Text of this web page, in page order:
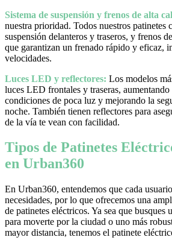
Sistema de suspensión y frenos de alta
nuestra prioridad. Todos nuestros patinetes
suspensión delanteros y traseros, y frenos
que garantizan un frenado rápido y eficaz,
velocidades.
Luces LED y reflectores: Los modelos
luces LED frontales y traseras,
condiciones de poca luz y mejorando la
noche. También tienen reflectores para
de la vía te vean con facilidad.
Tipos de Patinetes
en Urban360
En Urban360, entendemos que cada
necesidades, por lo que ofrecemos una
de patinetes eléctricos. Ya sea que busques
para moverte por la ciudad o uno más
mayor distancia, tenemos el patinete